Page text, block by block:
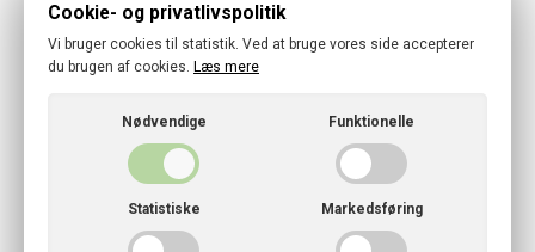
Følg os
© 2026 · Thyregod-Vester Lokalraad
Cookies- og privatlivspolitik
Cookie- og privatlivspolitik
Vi bruger cookies til statistik. Ved at bruge vores side accepterer
du brugen af cookies. Læs mere
Nødvendige Funktionelle
Statistiske Markedsføring